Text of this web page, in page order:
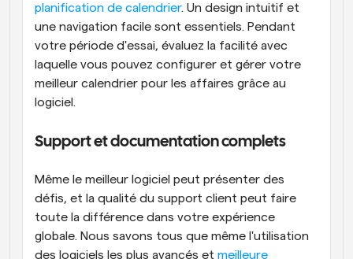
planification de calendrier. Un design intuitif et
une navigation facile sont essentiels. Pendant
votre période d'essai, évaluez la facilité avec
laquelle vous pouvez configurer et gérer votre
meilleur calendrier pour les affaires grâce au
logiciel.
Support et documentation complets
Même le meilleur logiciel peut présenter des
défis, et la qualité du support client peut faire
toute la différence dans votre expérience
globale. Nous savons tous que même l'utilisation
des logiciels les plus avancés et meilleure